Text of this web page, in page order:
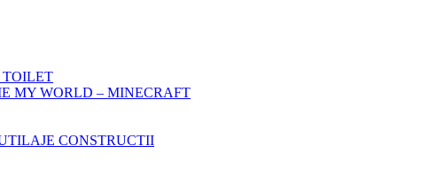
TOILET
MY WORLD – MINECRAFT
CONSTRUCTII